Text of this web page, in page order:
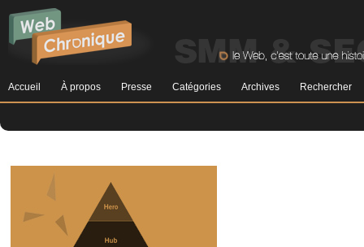
Accueil À propos Presse Catégories Archives Rechercher